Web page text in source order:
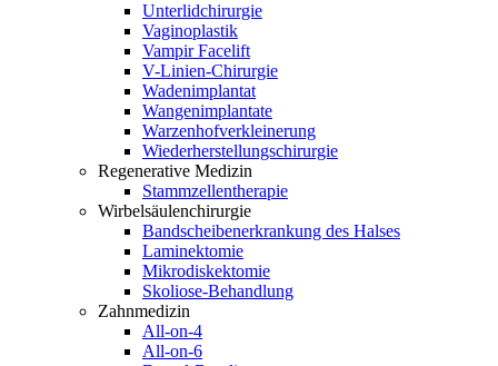
Unterlidchirurgie
Vaginoplastik
Vampir Facelift
V-Linien-Chirurgie
Wadenimplantat
Wangenimplantate
Warzenhofverkleinerung
Wiederherstellungschirurgie
Regenerative Medizin
Stammzellentherapie
Wirbelsäulenchirurgie
Bandscheibenerkrankung des Halses
Laminektomie
Mikrodiskektomie
Skoliose-Behandlung
Zahnmedizin
All-on-4
All-on-6